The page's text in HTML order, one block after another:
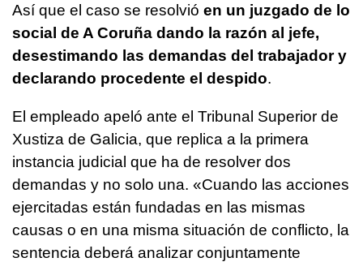
Así que el caso se resolvió en un juzgado de lo
social de A Coruña dando la razón al jefe,
desestimando las demandas del trabajador y
declarando procedente el despido.
El empleado apeló ante el Tribunal Superior de
Xustiza de Galicia, que replica a la primera
instancia judicial que ha de resolver dos
demandas y no solo una. «Cuando las acciones
ejercitadas están fundadas en las mismas
causas o en una misma situación de conflicto, la
sentencia deberá analizar conjuntamente